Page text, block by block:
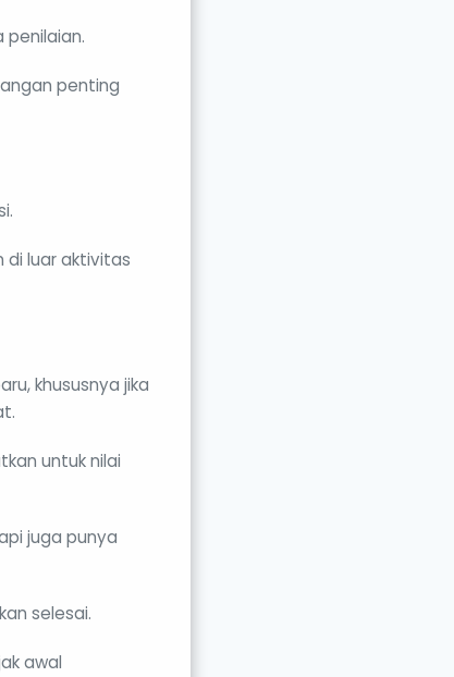
penilaian.
penting
di luar aktivitas
khususnya jika
untuk nilai
juga punya
selesai.
awal